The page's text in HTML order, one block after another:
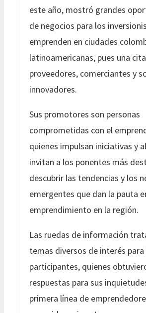
este año, mostró grandes
de negocios para los
emprenden en ciudades
latinoamericanas, pues una
proveedores, comerciantes y
innovadores.
Sus promotores son personas
comprometidas con el
quienes impulsan iniciativas y
invitan a los ponentes más
descubrir las tendencias y los
emergentes que dan la pauta
emprendimiento en la región.
Las ruedas de información
temas diversos de interés para
participantes, quienes
respuestas para sus
primera línea de